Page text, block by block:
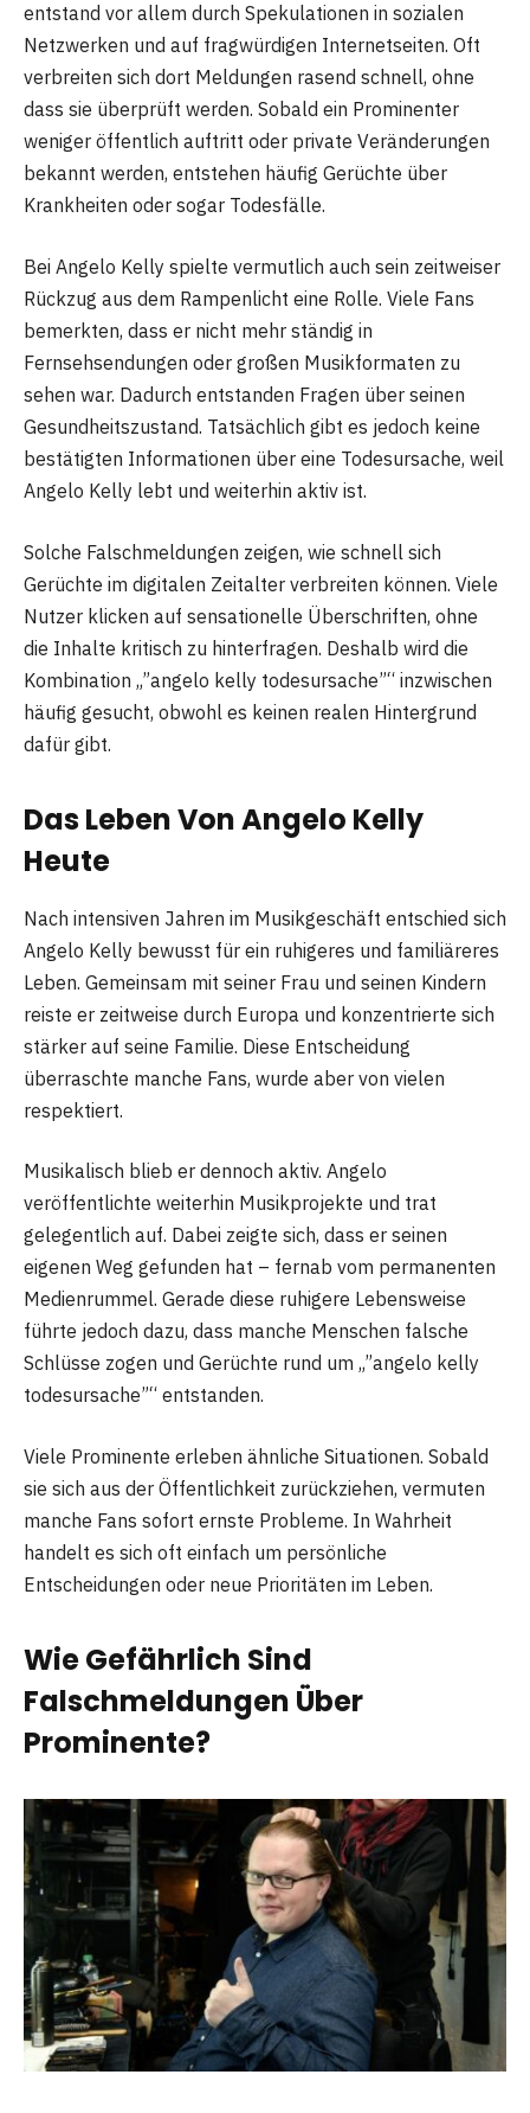
entstand vor allem durch Spekulationen in sozialen
Netzwerken und auf fragwürdigen Internetseiten. Oft
verbreiten sich dort Meldungen rasend schnell, ohne
dass sie überprüft werden. Sobald ein Prominenter
weniger öffentlich auftritt oder private Veränderungen
bekannt werden, entstehen häufig Gerüchte über
Krankheiten oder sogar Todesfälle.
Bei Angelo Kelly spielte vermutlich auch sein zeitweiser
Rückzug aus dem Rampenlicht eine Rolle. Viele Fans
bemerkten, dass er nicht mehr ständig in
Fernsehsendungen oder großen Musikformaten zu
sehen war. Dadurch entstanden Fragen über seinen
Gesundheitszustand. Tatsächlich gibt es jedoch keine
bestätigten Informationen über eine Todesursache, weil
Angelo Kelly lebt und weiterhin aktiv ist.
Solche Falschmeldungen zeigen, wie schnell sich
Gerüchte im digitalen Zeitalter verbreiten können. Viele
Nutzer klicken auf sensationelle Überschriften, ohne
die Inhalte kritisch zu hinterfragen. Deshalb wird die
Kombination „”angelo kelly todesursache”“ inzwischen
häufig gesucht, obwohl es keinen realen Hintergrund
dafür gibt.
Das Leben Von Angelo Kelly
Heute
Nach intensiven Jahren im Musikgeschäft entschied sich
Angelo Kelly bewusst für ein ruhigeres und familiäreres
Leben. Gemeinsam mit seiner Frau und seinen Kindern
reiste er zeitweise durch Europa und konzentrierte sich
stärker auf seine Familie. Diese Entscheidung
überraschte manche Fans, wurde aber von vielen
respektiert.
Musikalisch blieb er dennoch aktiv. Angelo
veröffentlichte weiterhin Musikprojekte und trat
gelegentlich auf. Dabei zeigte sich, dass er seinen
eigenen Weg gefunden hat – fernab vom permanenten
Medienrummel. Gerade diese ruhigere Lebensweise
führte jedoch dazu, dass manche Menschen falsche
Schlüsse zogen und Gerüchte rund um „”angelo kelly
todesursache”“ entstanden.
Viele Prominente erleben ähnliche Situationen. Sobald
sie sich aus der Öffentlichkeit zurückziehen, vermuten
manche Fans sofort ernste Probleme. In Wahrheit
handelt es sich oft einfach um persönliche
Entscheidungen oder neue Prioritäten im Leben.
Wie Gefährlich Sind
Falschmeldungen Über
Prominente?